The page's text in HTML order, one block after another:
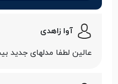
آوا زاهدی
عالین لطفا مدلهای جدید